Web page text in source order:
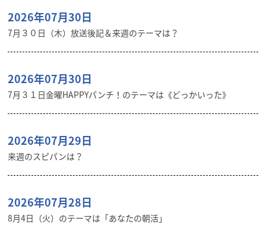
2026年07月30日
7月３０日（木）放送後記＆来週のテーマは？
2026年07月30日
7月３１日金曜HAPPYパンチ！のテーマは《どっかいった》
2026年07月29日
来週のスピパンは？
2026年07月28日
8月4日（火）のテーマは「あなたの朝活」